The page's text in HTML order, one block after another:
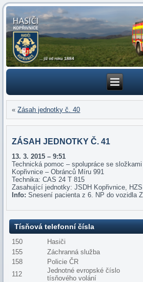
«Zásah jednotky č. 40
ZÁSAH JEDNOTKY Č. 41
13. 3. 2015 – 9:51
Technická pomoc – spolupráce se
Kopřivnice – Obránců Míru 991
Technika: CAS 24 T 815
Zasahující jednotky: JSDH Kopřivnice,
Info: Snesení pacienta z 6. NP do vozidla
Tísňová telefonní čísla
150
Hasiči
155
Záchranná služba
158
Policie ČR
112
Jednotné evropské číslo
tísňového volání